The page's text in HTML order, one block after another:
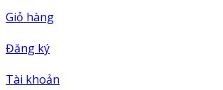
Giỏ hàng
Đăng ký
Tài khoản